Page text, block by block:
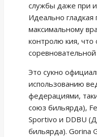
службы даже при
Идеально гладкая
максимальному
контролю кия,
соревновательной
Это сукно
использованию
федерациями,
союз бильярда),
Sportivo и DDBU
бильярда). Gorina